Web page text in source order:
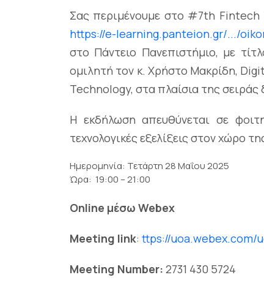
Σας περιμένουμε στο #7th Fintech
https://e-learning.panteion.gr/.../
στο Πάντειο Πανεπιστήμιο, με
ομιλητή τον κ. Χρήστο Μακρίδη,
Technology, στα πλαίσια της
Η εκδήλωση απευθύνεται σε
τεχνολογικές εξελίξεις στον χώρο
Ημερομηνία: Τετάρτη 28 Μαΐου 2025
Ώρα: 19:00 – 21:00
Online μέσω Webex
Meeting link: ttps://uoa.webex.com/
Meeting Number: 2731 430 5724